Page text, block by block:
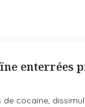
enterrées
cocaïne,